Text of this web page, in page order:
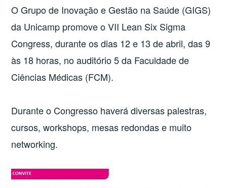
O Grupo de Inovação e Gestão na Saúde (GIGS)
da Unicamp promove o VII Lean Six Sigma
Congress, durante os dias 12 e 13 de abril, das 9
às 18 horas, no auditório 5 da Faculdade de
Ciências Médicas (FCM).
Durante o Congresso haverá diversas palestras,
cursos, workshops, mesas redondas e muito
networking.